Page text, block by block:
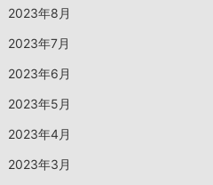
2023年8月
2023年7月
2023年6月
2023年5月
2023年4月
2023年3月